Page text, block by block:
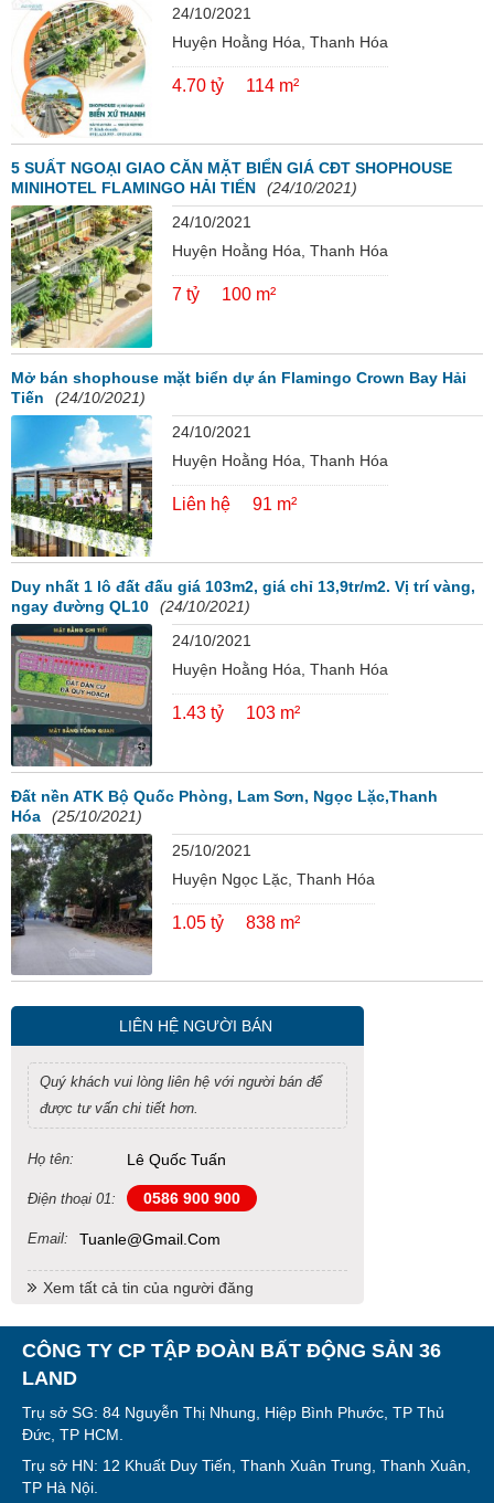
24/10/2021
Huyện Hoằng Hóa, Thanh Hóa
4.70 tỷ 114 m²
5 SUẤT NGOẠI GIAO CĂN MẶT BIỂN GIÁ CĐT SHOPHOUSE
MINIHOTEL FLAMINGO HẢI TIẾN
(24/10/2021)
24/10/2021
Huyện Hoằng Hóa, Thanh Hóa
7 tỷ 100 m²
Mở bán shophouse mặt biển dự án Flamingo Crown Bay Hải
Tiến
(24/10/2021)
24/10/2021
Huyện Hoằng Hóa, Thanh Hóa
Liên hệ 91 m²
Duy nhất 1 lô đất đấu giá 103m2, giá chỉ 13,9tr/m2. Vị trí vàng,
ngay đường QL10
(24/10/2021)
24/10/2021
Huyện Hoằng Hóa, Thanh Hóa
1.43 tỷ 103 m²
Đất nền ATK Bộ Quốc Phòng, Lam Sơn, Ngọc Lặc,Thanh
Hóa
(25/10/2021)
25/10/2021
Huyện Ngọc Lặc, Thanh Hóa
1.05 tỷ 838 m²
LIÊN HỆ NGƯỜI BÁN
Quý khách vui lòng liên hệ với người bán để
được tư vấn chi tiết hơn.
Họ tên: Lê Quốc Tuấn
Điện thoại 01: 0586 900 900
Email: Tuanle@gmail.com
Xem tất cả tin của người đăng
CÔNG TY CP TẬP ĐOÀN BẤT ĐỘNG SẢN 36
LAND
Trụ sở SG: 84 Nguyễn Thị Nhung, Hiệp Bình Phước, TP Thủ
Đức, TP HCM.
Trụ sở HN: 12 Khuất Duy Tiến, Thanh Xuân Trung, Thanh Xuân,
TP Hà Nội.